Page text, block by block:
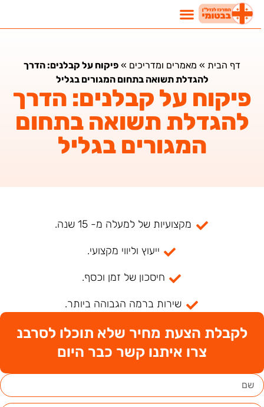
דף הבית»מאמרים ומדריכים»פיקוח על קבלנים: הדרך
להגדלת תשואה בתחום המגורים בגליל
פיקוח על קבלנים: הדרך
להגדלת תשואה בתחום
המגורים בגליל
מקצועיות של למעלה מ- 15 שנה.
ייעוץ וליווי מקצועי.
חיסכון של זמן וכסף.
שירות ברמה הגבוהה ביותר.
לקבלת הצעת מחיר שלא תוכלו לסרבנ
צרו איתנו קשר כבר היום